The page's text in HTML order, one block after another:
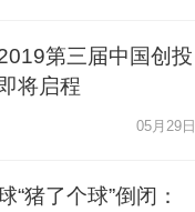
第三届中国创投
将启程
05月29日
“猪了个球”倒闭：